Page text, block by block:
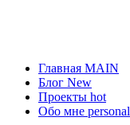
Главная MAIN
Блог New
Проекты hot
Обо мне personal